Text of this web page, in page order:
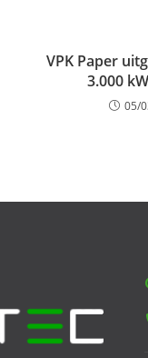
VPK Paper
3.000
05/